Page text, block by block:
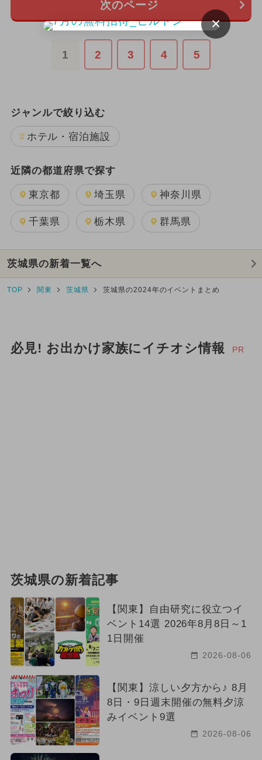
次のページ
1 2 3 4 5
ジャンルで絞り込む
ホテル・宿泊施設
近隣の都道府県で探す
東京都 埼玉県 神奈川県
千葉県 栃木県 群馬県
茨城県の新着一覧へ
TOP 関東 茨城県 茨城県の2024年のイベントまとめ
必見! お出かけ家族にイチオシ情報 PR
茨城県の新着記事
【関東】自由研究に役立つイ
ベント14選 2026年8月8日～1
1日開催
2026-08-06
【関東】涼しい夕方から♪ 8月
8日・9日週末開催の無料夕涼
みイベント9選
2026-08-06
×